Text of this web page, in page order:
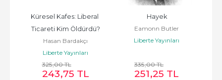
Küresel Kafes: Liberal
Ticareti Kim Öldürdü?
Hasan Bardakçı
Liberte Yayınları
325,00TL
243,75 TL
Hayek
Eamonn Butler
Liberte Yayınları
335,00TL
251,25 TL